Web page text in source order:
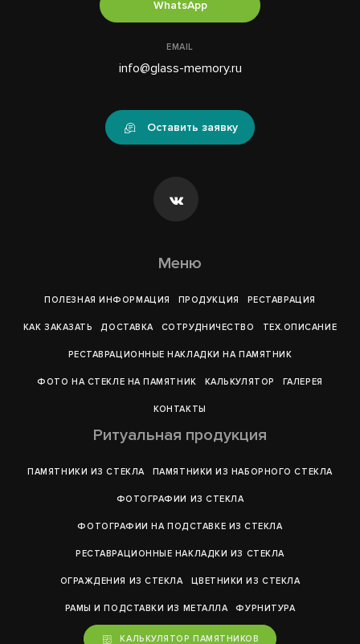
WhatsApp
EMAIL
info@glass-memory.ru
Оставить заявку
Меню
ПОЛЕЗНАЯ ИНФОРМАЦИЯ ПРОДУКЦИЯ РЕСТАВРАЦИЯ
КАК ЗАКАЗАТЬ ДОСТАВКА СОТРУДНИЧЕСТВО ТЕХ.ОПИСАНИЕ
РЕСТАВРАЦИОННЫЕ НАКЛАДКИ НА ПАМЯТНИК
ФОТО НА СТЕКЛЕ НА ПАМЯТНИК КАЛЬКУЛЯТОР ГАЛЕРEЯ
КОНТАКТЫ
Ритуальная продукция
ПАМЯТНИКИ ИЗ СТЕКЛА ПАМЯТНИКИ ИЗ НАБОРНОГО СТЕКЛА
ФОТОГРАФИИ ИЗ СТЕКЛА
ФОТОГРАФИИ НА ПОДСТАВКЕ ИЗ СТЕКЛА
РЕСТАВРАЦИОННЫЕ НАКЛАДКИ ИЗ СТЕКЛА
ОГРАЖДЕНИЯ ИЗ СТЕКЛА ЦВЕТНИКИ ИЗ СТЕКЛА
РАМЫ И ПОДСТАВКИ ИЗ МЕТАЛЛА ФУРНИТУРА
КАЛЬКУЛЯТОР ПАМЯТНИКОВ